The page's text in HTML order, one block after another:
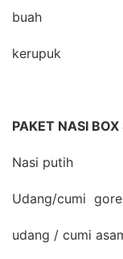
buah
kerupuk
PAKET NASI
Nasi putih
Udang/cumi
udang / cumi